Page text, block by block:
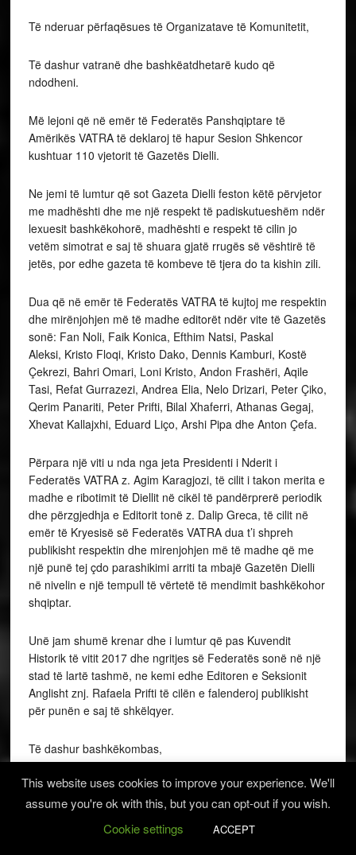
Të nderuar përfaqësues të Organizatave të Komunitetit,
Të dashur vatranë dhe bashkëatdhetarë kudo që
ndodheni.
Më lejoni që në emër të Federatës Panshqiptare të
Amërikës VATRA të deklaroj të hapur Sesion Shkencor
kushtuar 110 vjetorit të Gazetës Dielli.
Ne jemi të lumtur që sot Gazeta Dielli feston këtë përvjetor
me madhështi dhe me një respekt të padiskutueshëm ndër
lexuesit bashkëkohorë, madhështi e respekt të cilin jo
vetëm simotrat e saj të shuara gjatë rrugës së vështirë të
jetës, por edhe gazeta të kombeve të tjera do ta kishin zili.
Dua që në emër të Federatës VATRA të kujtoj me respektin
dhe mirënjohjen më të madhe editorët ndër vite të Gazetës
sonë: Fan Noli, Faik Konica, Efthim Natsi, Paskal
Aleksi, Kristo Floqi, Kristo Dako, Dennis Kamburi, Kostë
Çekrezi, Bahri Omari, Loni Kristo, Andon Frashëri, Aqile
Tasi, Refat Gurrazezi, Andrea Elia, Nelo Drizari, Peter Çiko,
Qerim Panariti, Peter Prifti, Bilal Xhaferri, Athanas Gegaj,
Xhevat Kallajxhi, Eduard Liço, Arshi Pipa dhe Anton Çefa.
Përpara një viti u nda nga jeta Presidenti i Nderit i
Federatës VATRA z. Agim Karagjozi, të cilit i takon merita e
madhe e ribotimit të Diellit në cikël të pandërprerë periodik
dhe përzgjedhja e Editorit tonë z. Dalip Greca, të cilit në
emër të Kryesisë së Federatës VATRA dua t’i shpreh
publikisht respektin dhe mirenjohjen më të madhe që me
një punë tej çdo parashikimi arriti ta mbajë Gazetën Dielli
në nivelin e një tempull të vërtetë të mendimit bashkëkohor
shqiptar.
Unë jam shumë krenar dhe i lumtur që pas Kuvendit
Historik të vitit 2017 dhe ngritjes së Federatës sonë në një
stad të lartë tashmë, ne kemi edhe Editoren e Seksionit
Anglisht znj. Rafaela Prifti të cilën e falenderoj publikisht
për punën e saj të shkëlqyer.
Të dashur bashkëkombas,
Ne, jemi sot më të vendosur se kurrë ndonjëherë më parë
që të lexojmë me përgjegjësi të lartë qytetare mesazhin e
etërve tanë Nolit e Konicës, për të mbajtur me çdo kusht
peshën e rëndë që na ka vënë historia mbi shpinë për të
This website uses cookies to improve your experience. We'll
assume you're ok with this, but you can opt-out if you wish.
Cookie settings
ACCEPT